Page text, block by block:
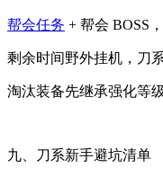
帮会任务 + 帮会 BOSS
剩余时间野外挂机，刀
淘汰装备先继承强化等
九、刀系新手避坑清单